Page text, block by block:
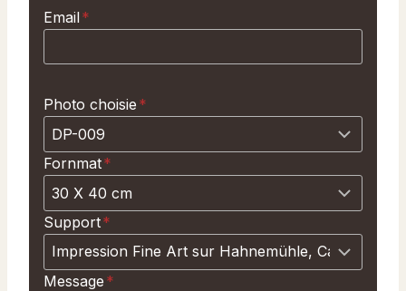
Email*
Photo choisie *
Fornmat*
Support*
Message *